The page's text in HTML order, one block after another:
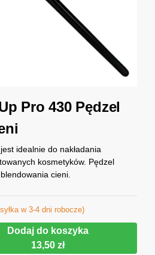
Pro 430 Pędzel
idealnie do nakładania
kosmetyków. Pędzel
cieni.
w 3-4 dni robocze)
Dodaj do koszyka
13,50 zł